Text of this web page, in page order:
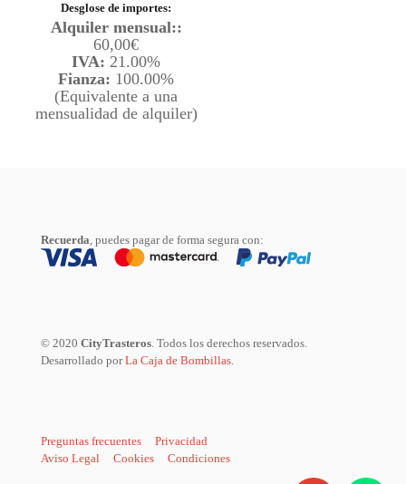
Desglose de importes:
Alquiler mensual::
60,00€
IVA: 21.00%
Fianza: 100.00%
(Equivalente a una
mensualidad de alquiler)
Recuerda, puedes pagar de forma segura con:
© 2020 CityTrasteros. Todos los derechos reservados.
Desarrollado porLa Caja de Bombillas.
Preguntas frecuentes
Privacidad
Aviso Legal
Cookies Condiciones